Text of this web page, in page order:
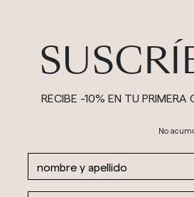
RECIBE -10% EN TU PRIMERA
No